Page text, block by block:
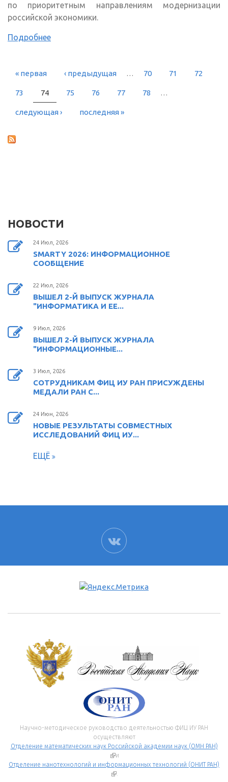
по приоритетным направлениям модернизации
российской экономики.
Подробнее
СТРАНИЦЫ
« первая ‹ предыдущая … 70 71 72
73 74 75 76 77 78 …
следующая › последняя »
НОВОСТИ
24 Июл, 2026
SMARTY 2026: ИНФОРМАЦИОННОЕ
СООБЩЕНИЕ
22 Июл, 2026
ВЫШЕЛ 2-Й ВЫПУСК ЖУРНАЛА
"ИНФОРМАТИКА И ЕЕ...
9 Июл, 2026
ВЫШЕЛ 2-Й ВЫПУСК ЖУРНАЛА
"ИНФОРМАЦИОННЫЕ...
3 Июл, 2026
СОТРУДНИКАМ ФИЦ ИУ РАН ПРИСУЖДЕНЫ
МЕДАЛИ РАН С...
24 Июн, 2026
НОВЫЕ РЕЗУЛЬТАТЫ СОВМЕСТНЫХ
ИССЛЕДОВАНИЙ ФИЦ ИУ...
ЕЩЁ
ВК
Научно-методическое руководство деятельностью ФИЦ ИУ РАН
осуществляют
Отделение математических наук Российской академии наук (ОМН РАН)
(внешняя ссылка)
и
Отделение нанотехнологий и информационных технологий (ОНИТ РАН)
(внешняя ссылка)
.